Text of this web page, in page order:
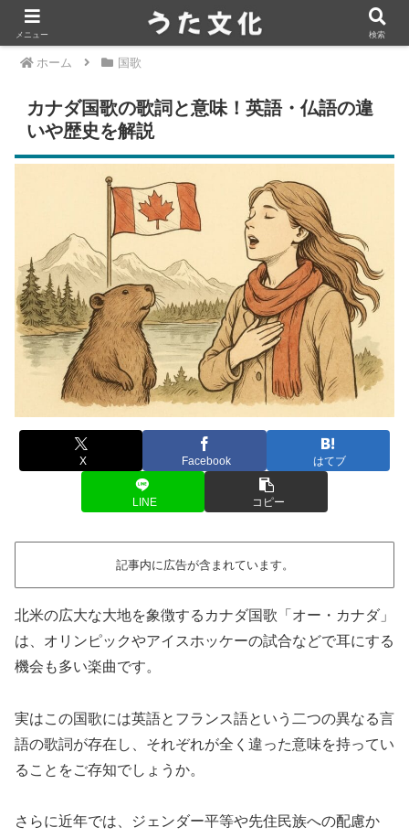
ホーム 国歌
カナダ国歌の歌詞と意味！英語・仏語の違
いや歴史を解説
X Facebook はてブ
LINE コピー
記事内に広告が含まれています。
北米の広大な大地を象徴するカナダ国歌「オー・カナダ」
は、オリンピックやアイスホッケーの試合などで耳にする
機会も多い楽曲です。
実はこの国歌には英語とフランス語という二つの異なる言
語の歌詞が存在し、それぞれが全く違った意味を持ってい
ることをご存知でしょうか。
さらに近年では、ジェンダー平等や先住民族への配慮か
メニュー 検索